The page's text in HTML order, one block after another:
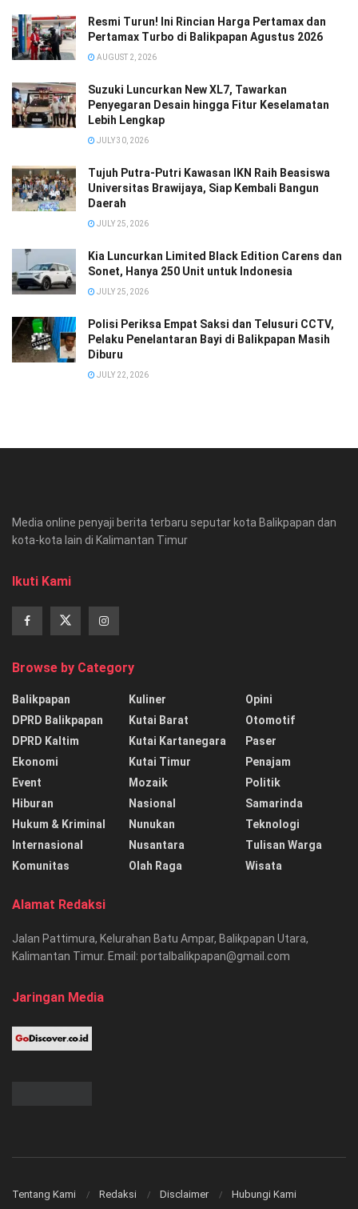
Resmi Turun! Ini Rincian Harga Pertamax dan
Pertamax Turbo di Balikpapan Agustus 2026
AUGUST 2, 2026
Suzuki Luncurkan New XL7, Tawarkan
Penyegaran Desain hingga Fitur Keselamatan
Lebih Lengkap
JULY 30, 2026
Tujuh Putra-Putri Kawasan IKN Raih Beasiswa
Universitas Brawijaya, Siap Kembali Bangun
Daerah
JULY 25, 2026
Kia Luncurkan Limited Black Edition Carens dan
Sonet, Hanya 250 Unit untuk Indonesia
JULY 25, 2026
Polisi Periksa Empat Saksi dan Telusuri CCTV,
Pelaku Penelantaran Bayi di Balikpapan Masih
Diburu
JULY 22, 2026
Media online penyaji berita terbaru seputar kota Balikpapan dan
kota-kota lain di Kalimantan Timur
Ikuti Kami
Browse by Category
Balikpapan
DPRD Balikpapan
DPRD Kaltim
Ekonomi
Event
Hiburan
Hukum & Kriminal
Internasional
Komunitas
Kuliner
Kutai Barat
Kutai Kartanegara
Kutai Timur
Mozaik
Nasional
Nunukan
Nusantara
Olah Raga
Opini
Otomotif
Paser
Penajam
Politik
Samarinda
Teknologi
Tulisan Warga
Wisata
Alamat Redaksi
Jalan Pattimura, Kelurahan Batu Ampar, Balikpapan Utara,
Kalimantan Timur. Email: portalbalikpapan@gmail.com
Jaringan Media
Tentang Kami Redaksi Disclaimer Hubungi Kami